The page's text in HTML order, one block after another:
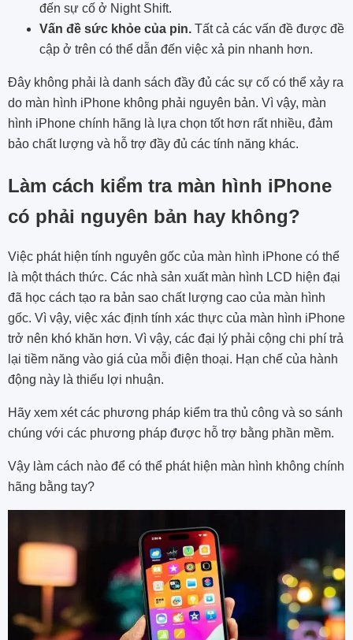
đến sự cố ở Night Shift.
Vấn đề sức khỏe của pin. Tất cả các vấn đề được đề
cập ở trên có thể dẫn đến việc xả pin nhanh hơn.
Đây không phải là danh sách đầy đủ các sự cố có thể xảy ra
do màn hình iPhone không phải nguyên bản. Vì vậy, màn
hình iPhone chính hãng là lựa chọn tốt hơn rất nhiều, đảm
bảo chất lượng và hỗ trợ đầy đủ các tính năng khác.
Làm cách kiểm tra màn hình iPhone
có phải nguyên bản hay không?
Việc phát hiện tính nguyên gốc của màn hình iPhone có thể
là một thách thức. Các nhà sản xuất màn hình LCD hiện đại
đã học cách tạo ra bản sao chất lượng cao của màn hình
gốc. Vì vậy, việc xác định tính xác thực của màn hình iPhone
trở nên khó khăn hơn. Vì vậy, các đại lý phải cộng chi phí trả
lại tiềm năng vào giá của mỗi điện thoại. Hạn chế của hành
động này là thiếu lợi nhuận.
Hãy xem xét các phương pháp kiểm tra thủ công và so sánh
chúng với các phương pháp được hỗ trợ bằng phần mềm.
Vậy làm cách nào để có thể phát hiện màn hình không chính
hãng bằng tay?